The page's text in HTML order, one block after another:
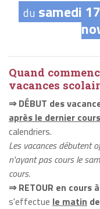
du samedi
Quand
vacances
⇒ DÉBUT des
après le dernier cours
calendriers.
Les vacances débutent
n'ayant pas cours le
cours.
⇒ RETOUR en cours
s'effectue le matin